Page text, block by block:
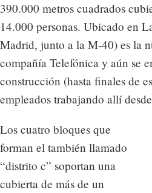
390.000 metros cuadrados
14.000 personas. Ubicado en
Madrid, junto a la M-40) es la
compañía Telefónica y aún se
construcción (hasta finales de
empleados trabajando allí
Los cuatro bloques que
forman el también llamado
“distrito c” soportan una
cubierta de más de un